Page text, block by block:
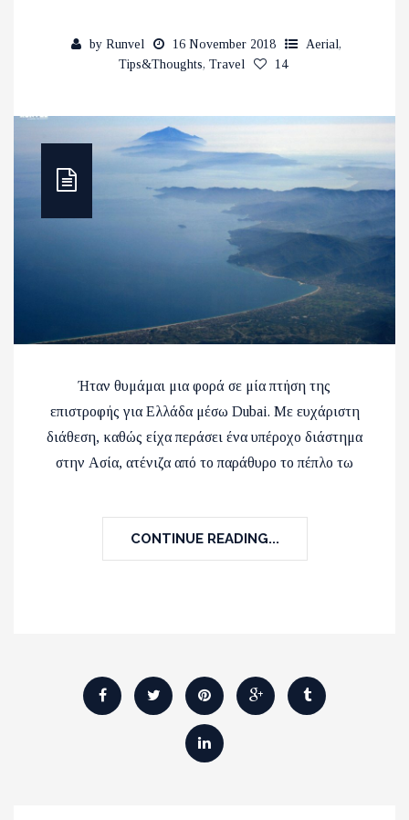
by Runvel 16 November 2018 Aerial,
Tips&Thoughts, Travel 14
Ήταν θυμάμαι μια φορά σε μία πτήση της
επιστροφής για Ελλάδα μέσω Dubai. Με ευχάριστη
διάθεση, καθώς είχα περάσει ένα υπέροχο διάστημα
στην Ασία, ατένιζα από το παράθυρο το πέπλο τω
CONTINUE READING...